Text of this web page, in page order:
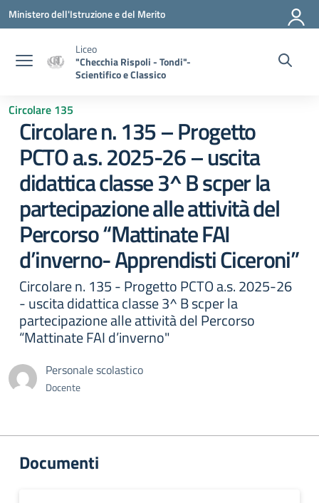
Vai ai contenuti
Vai al menu di navigazione
Vai al footer
Ministero dell'Istruzione e del Merito
Liceo
"Checchia Rispoli - Tondi"-
Scientifico e Classico
Circolare 135
Circolare n. 135 – Progetto
PCTO a.s. 2025-26 – uscita
didattica classe 3^ B scper la
partecipazione alle attività del
Percorso “Mattinate FAI
d’inverno- Apprendisti Ciceroni”
Circolare n. 135 - Progetto PCTO a.s. 2025-26
- uscita didattica classe 3^ B scper la
partecipazione alle attività del Percorso
“Mattinate FAI d’inverno"
Personale scolastico
Docente
Documenti